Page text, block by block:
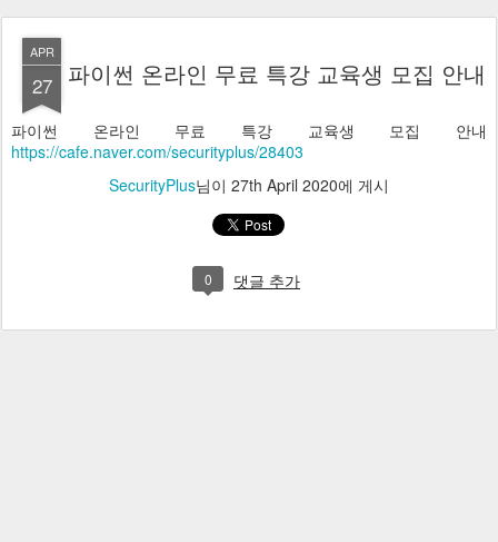
APR
27 파이썬 온라인 무료 특강 교육생 모집 안내
파이썬 온라인 무료 특강 교육생 모집 안내
https://cafe.naver.com/securityplus/28403
SecurityPlus님이 27th April 2020에 게시
0 댓글 추가